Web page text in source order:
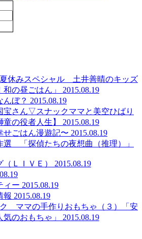
休みスペシャル 土井善晴のキッズ
の昼ごはん」 2015.08.19
ぼ？ 2015.08.19
宝さん▽スナックママと美空ひばり
の役者人生】 2015.08.19
ごはん漫遊記〜 2015.08.19
選 「探偵たちの夜想曲（推理）」
ＬＩＶＥ） 2015.08.19
ー 2015.08.19
2015.08.19
ママの手作りおもちゃ（３）「安
のおもちゃ」 2015.08.19